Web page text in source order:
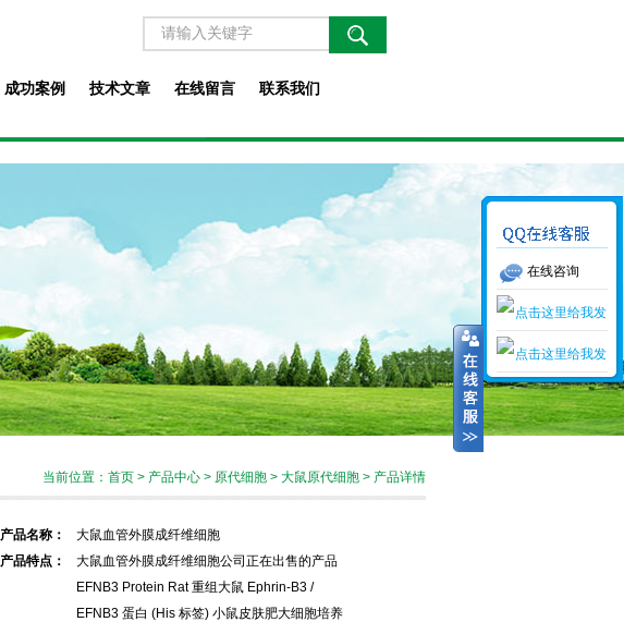
成功案例 技术文章 在线留言 联系我们
当前位置： 首页 > 产品中心 > 原代细胞 > 大鼠原代细胞 > 产品详情
产品名称：
大鼠血管外膜成纤维细胞
产品特点：
大鼠血管外膜成纤维细胞公司正在出售的产品
EFNB3 Protein Rat 重组大鼠 Ephrin-B3 /
EFNB3 蛋白 (His 标签) 小鼠皮肤肥大细胞培养
在线咨询